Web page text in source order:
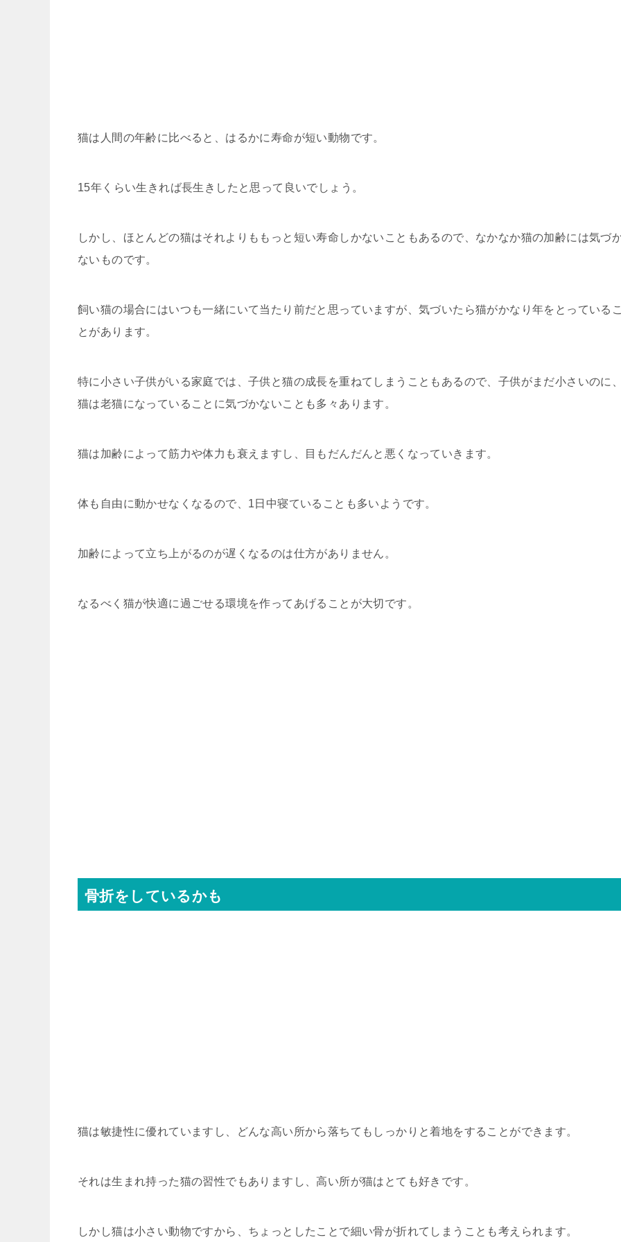
猫は人間の年齢に比べると、はるかに寿命が短い動物です。
15年くらい生きれば長生きしたと思って良いでしょう。
しかし、ほとんどの猫はそれよりももっと短い寿命しかないこともあるので、なかなか猫の加齢には気づ
ないものです。
飼い猫の場合にはいつも一緒にいて当たり前だと思っていますが、気づいたら猫がかなり年をとっている
とがあります。
特に小さい子供がいる家庭では、子供と猫の成長を重ねてしまうこともあるので、子供がまだ小さいのに
猫は老猫になっていることに気づかないことも多々あります。
猫は加齢によって筋力や体力も衰えますし、目もだんだんと悪くなっていきます。
体も自由に動かせなくなるので、1日中寝ていることも多いようです。
加齢によって立ち上がるのが遅くなるのは仕方がありません。
なるべく猫が快適に過ごせる環境を作ってあげることが大切です。
骨折をしているかも
猫は敏捷性に優れていますし、どんな高い所から落ちてもしっかりと着地をすることができます。
それは生まれ持った猫の習性でもありますし、高い所が猫はとても好きです。
しかし猫は小さい動物ですから、ちょっとしたことで細い骨が折れてしまうことも考えられます。